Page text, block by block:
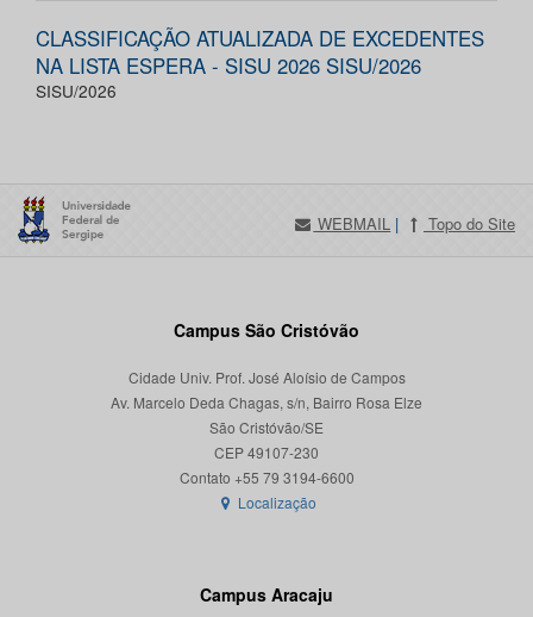
CLASSIFICAÇÃO ATUALIZADA DE EXCEDENTES
NA LISTA ESPERA - SISU 2026 SISU/2026
SISU/2026
WEBMAIL | Topo do Site
Campus São Cristóvão
Cidade Univ. Prof. José Aloísio de Campos
Av. Marcelo Deda Chagas, s/n, Bairro Rosa Elze
São Cristóvão/SE
CEP 49107-230
Localização
Campus Aracaju